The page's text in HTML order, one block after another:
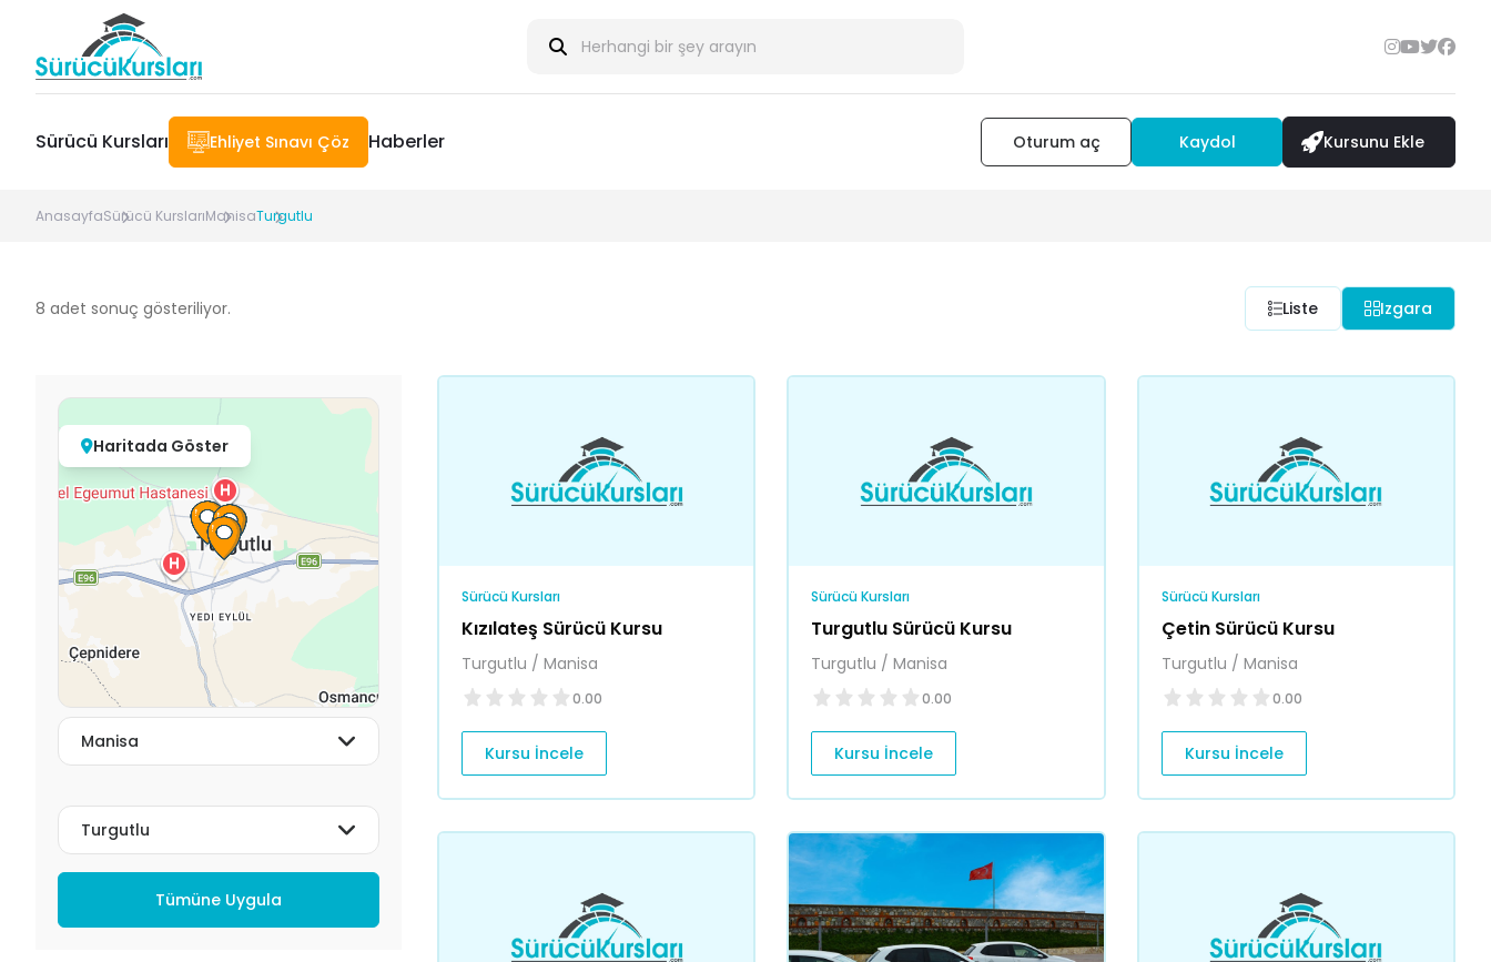
Sürücü Kursları Ehliyet Sınavı Çöz Haberler Oturum aç Kaydol Kursunu Ekle
AnasayfaSürücü KurslarıManisaTurgutlu
8 adet sonuç gösteriliyor. Liste Izgara
Haritada Göster
Tümüne Uygula
Sürücü Kursları
Kızılateş Sürücü Kursu
Turgutlu / Manisa
0.00
Kursu İncele
Sürücü Kursları
Turgutlu Sürücü Kursu
Turgutlu / Manisa
0.00
Kursu İncele
Sürücü Kursları
Çetin Sürücü Kursu
Turgutlu / Manisa
0.00
Kursu İncele